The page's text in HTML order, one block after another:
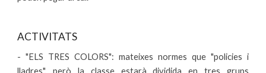
ACTIVITATS
- "ELS TRES COLORS": mateixes normes que "policies i
lladres", però la classe estarà dividida en tres grups